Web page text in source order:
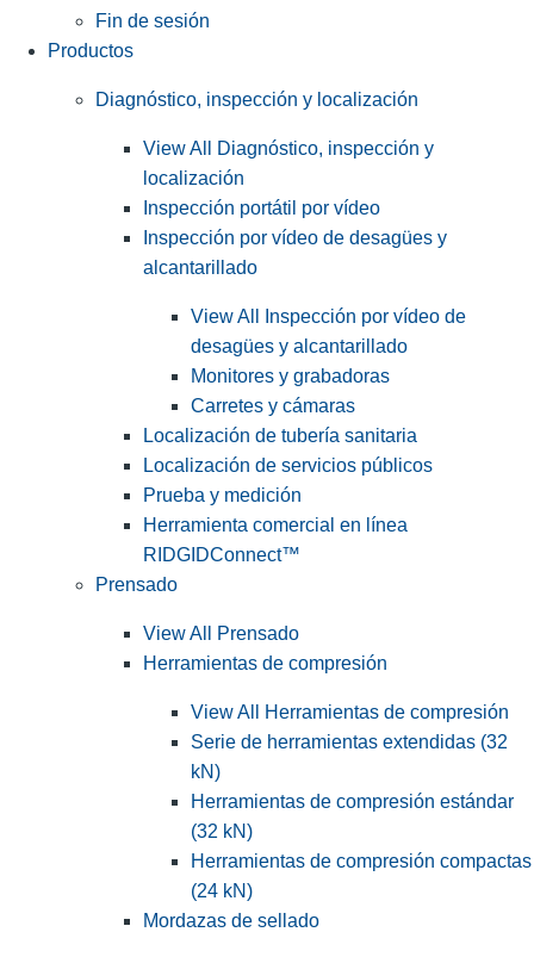
Fin de sesión
Productos
Diagnóstico, inspección y localización
View All Diagnóstico, inspección y
localización
Inspección portátil por vídeo
Inspección por vídeo de desagües y
alcantarillado
View All Inspección por vídeo de
desagües y alcantarillado
Monitores y grabadoras
Carretes y cámaras
Localización de tubería sanitaria
Localización de servicios públicos
Prueba y medición
Herramienta comercial en línea
RIDGIDConnect™
Prensado
View All Prensado
Herramientas de compresión
View All Herramientas de compresión
Serie de herramientas extendidas (32
kN)
Herramientas de compresión estándar
(32 kN)
Herramientas de compresión compactas
(24 kN)
Mordazas de sellado